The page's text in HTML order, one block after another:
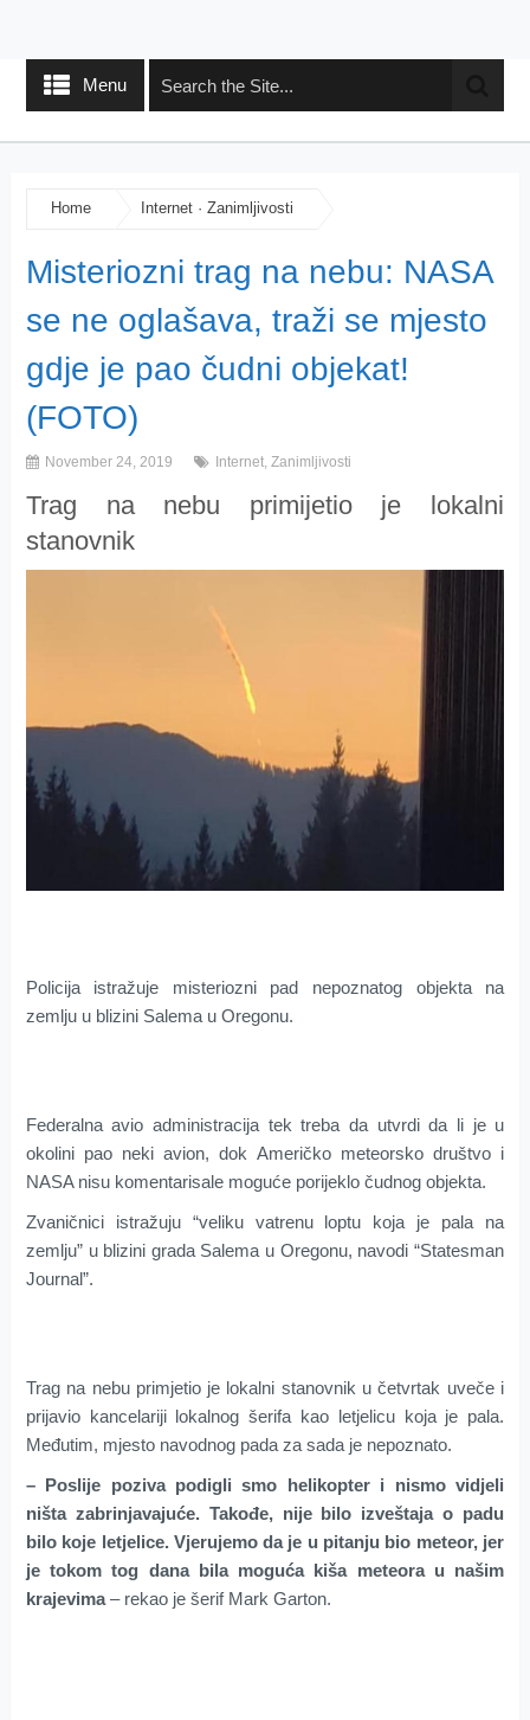
Menu
Home Internet· Zanimljivosti
Misteriozni trag na nebu: NASA
se ne oglašava, traži se mjesto
gdje je pao čudni objekat!
(FOTO)
November 24, 2019 Internet, Zanimljivosti
Trag na nebu primijetio je lokalni
stanovnik
Policija istražuje misteriozni pad nepoznatog objekta na
zemlju u blizini Salema u Oregonu.
Federalna avio administracija tek treba da utvrdi da li je u
okolini pao neki avion, dok Američko meteorsko društvo i
NASA nisu komentarisale moguće porijeklo čudnog objekta.
Zvaničnici istražuju “veliku vatrenu loptu koja je pala na
zemlju” u blizini grada Salema u Oregonu, navodi “Statesman
Journal”.
Trag na nebu primjetio je lokalni stanovnik u četvrtak uveče i
prijavio kancelariji lokalnog šerifa kao letjelicu koja je pala.
Međutim, mjesto navodnog pada za sada je nepoznato.
– Poslije poziva podigli smo helikopter i nismo vidjeli
ništa zabrinjavajuće. Takođe, nije bilo izveštaja o padu
bilo koje letjelice. Vjerujemo da je u pitanju bio meteor, jer
je tokom tog dana bila moguća kiša meteora u našim
krajevima– rekao je šerif Mark Garton.